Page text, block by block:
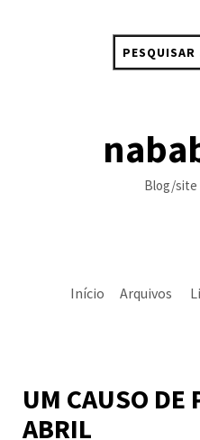
por:
Blog/site
Início Arquivos
UM CAUSO DE
ABRIL